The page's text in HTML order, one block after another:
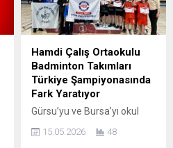
Hamdi Çalış Ortaokulu
Badminton Takımları
Türkiye Şampiyonasında
Fark Yaratıyor
Gürsu’yu ve Bursa’yı okul
eden Hamdi Çalış Ortaokulu,
15.05.2026 48